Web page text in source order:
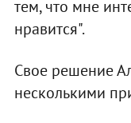
тем, что мне
нравится".
Свое решение
несколькими